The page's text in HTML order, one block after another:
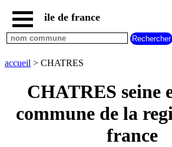
accueil
paris
communes
communes
seine
ile de france
accueil > CHATRES
CHATRES seine
commune de la
france